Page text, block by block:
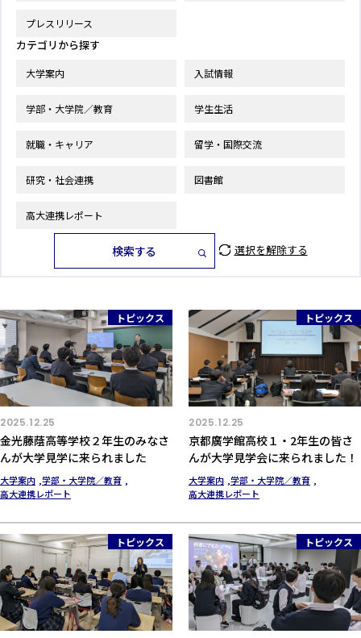
プレスリリース
カテゴリから探す
大学案内 入試情報
学部・大学院／教育 学生生活
就職・キャリア 留学・国際交流
研究・社会連携 図書館
高大連携レポート
検索する 選択を解除する
トピックス
2025.12.25
金光藤蔭高等学校２年生のみなさ
んが大学見学に来られました
大学案内 学部・大学院／教育
高大連携レポート
トピックス
2025.12.25
京都廣学館高校１・2年生の皆さ
んが大学見学会に来られました！
大学案内 学部・大学院／教育
高大連携レポート
トピックス トピックス